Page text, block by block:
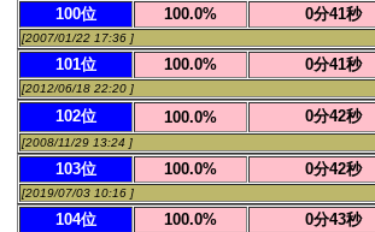
100位 100.0% 0分41秒
[2007/01/22 17:36 ]
101位 100.0% 0分41秒
[2012/06/18 22:20 ]
102位 100.0% 0分42秒
[2008/11/29 13:24 ]
103位 100.0% 0分42秒
[2019/07/03 10:16 ]
104位 100.0% 0分43秒